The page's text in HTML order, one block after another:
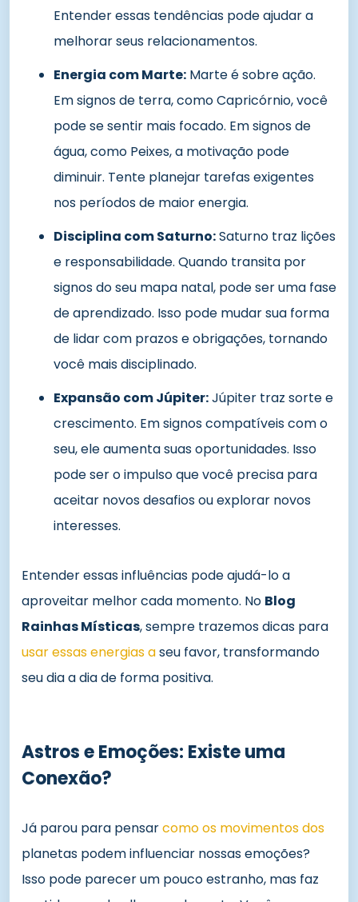
Entender essas tendências pode ajudar a
melhorar seus relacionamentos.
Energia com Marte: Marte é sobre ação.
Em signos de terra, como Capricórnio, você
pode se sentir mais focado. Em signos de
água, como Peixes, a motivação pode
diminuir. Tente planejar tarefas exigentes
nos períodos de maior energia.
Disciplina com Saturno:Saturno traz lições
e responsabilidade. Quando transita por
signos do seu mapa natal, pode ser uma fase
de aprendizado. Isso pode mudar sua forma
de lidar com prazos e obrigações, tornando
você mais disciplinado.
Expansão com Júpiter:Júpiter traz sorte e
crescimento. Em signos compatíveis com o
seu, ele aumenta suas oportunidades. Isso
pode ser o impulso que você precisa para
aceitar novos desafios ou explorar novos
interesses.
Entender essas influências pode ajudá-lo a
aproveitar melhor cada momento. No Blog
Rainhas Místicas, sempre trazemos dicas para
usar essas energias aseu favor, transformando
seu dia a dia de forma positiva.
Astros e Emoções: Existe uma
Conexão?
Já parou para pensarcomo os movimentos dos
planetas podem influenciar nossas emoções?
Isso pode parecer um pouco estranho, mas faz